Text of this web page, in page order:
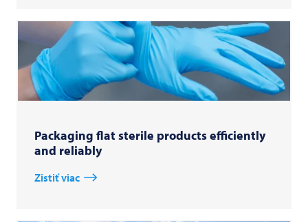
Packaging flat sterile products efficiently
and reliably
Zistiť viac